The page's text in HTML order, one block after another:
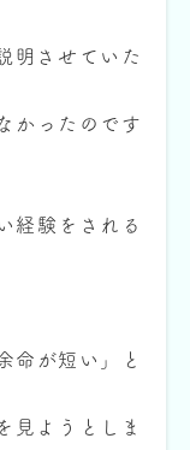
明させていた
かったのです
経験をされる
命が短い」と
見ようとしま